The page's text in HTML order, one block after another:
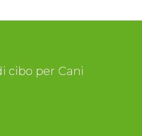
cibo per Cani